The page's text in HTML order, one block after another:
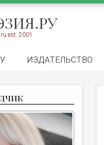
est. 2001
ИЗДАТЕЛЬСТВО